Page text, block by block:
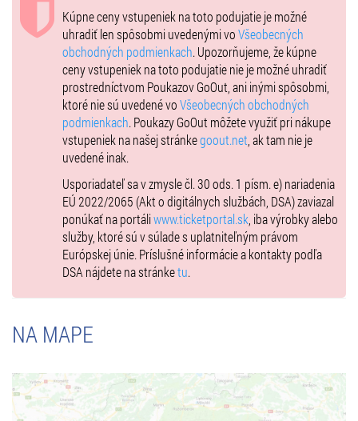
Vyše 180 predstavení a tisícky nadšených divákov inscenácie
„Klimaktérium... a čo?“po piatich rokoch od jej premiéry
(s dvojročnou pandemickou prestávkou) jasne dokazujú, že ženský
svet je nevyčerpateľnou témou. Najmä pre divadelnú komédiu. Lebo
žena a humor majú k sebe veľmi blízko. Hrdinky nášho predstavenia
nanovo „povstanú z prachu“ a hrdo vykročia k naplneniu ideálov,
o ktoré bojovali v prvej časti: obdobie menopauzy nie je koniec, ale
začiatok nového života.
Skutočná terapia smiechom! Upokojujúca a účinná! Pod jej vplyvom
získate nadhľad nad sebou. Nad vlastnými problémami, boľačkami,
obavami a strachom.
Čo na vás čaká? Množstvo komických situácií, oslobodzujúci smiech
a nejedno prekvapenie. Úplne nové, melodicky chytľavé pesničky s
vtipnými textami, ktoré si budete neustále pospevovať. Úsmevná
choreografia, malebná dekorácia, fantastické kostýmy. Ale
predovšetkým nespútaná, nákazlivá, jedinečná energia, ktorú
v sále. Mnohé z nich z predchádzajúceho
a odhodlaním vytvoriť neopakovateľný zážitok z tohto predstavenia.
Všetky protagonistky tejto inscenácie sú originálne a nezameniteľné
osobnosti. Ženy s veľkým srdcom!
Kúpne ceny vstupeniek na toto podujatie je možné
uhradiť len spôsobmi uvedenými voVšeobecných
obchodných podmienkach. Upozorňujeme, že kúpne
ceny vstupeniek na toto podujatie nie je možné uhradiť
prostredníctvom Poukazov GoOut, ani inými spôsobmi,
ktoré nie sú uvedené voVšeobecných obchodných
podmienkach. Poukazy GoOut môžete využiť pri nákupe
vstupeniek na našej stránkegoout.net , ak tam nie je
uvedené inak.
Usporiadateľ sa v zmysle čl. 30 ods. 1 písm. e) nariadenia
EÚ 2022/2065 (Akt o digitálnych službách, DSA) zaviazal
ponúkať na portáliwww.ticketportal.sk , iba výrobky alebo
služby, ktoré sú v súlade s uplatniteľným právom
Európskej únie. Príslušné informácie a kontakty podľa
DSA nájdete na stránketu.
NA MAPE